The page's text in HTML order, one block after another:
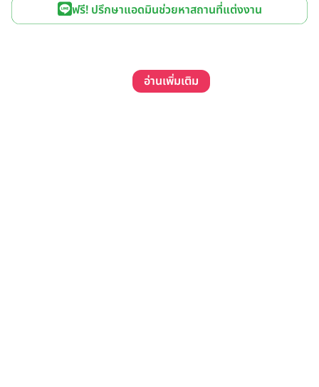
ฟรี! ปรึกษาแอดมินช่วยหาสถานที่แต่งงาน
อ่านเพิ่มเติม